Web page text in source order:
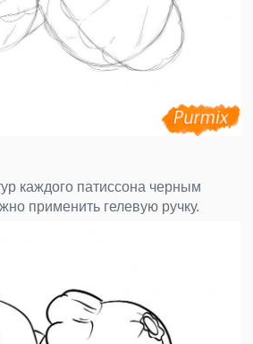
каждого патиссона черным
применить гелевую ручку.